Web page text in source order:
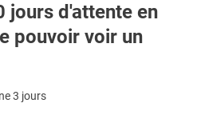
jours d'attente en
pouvoir voir un
3 jours